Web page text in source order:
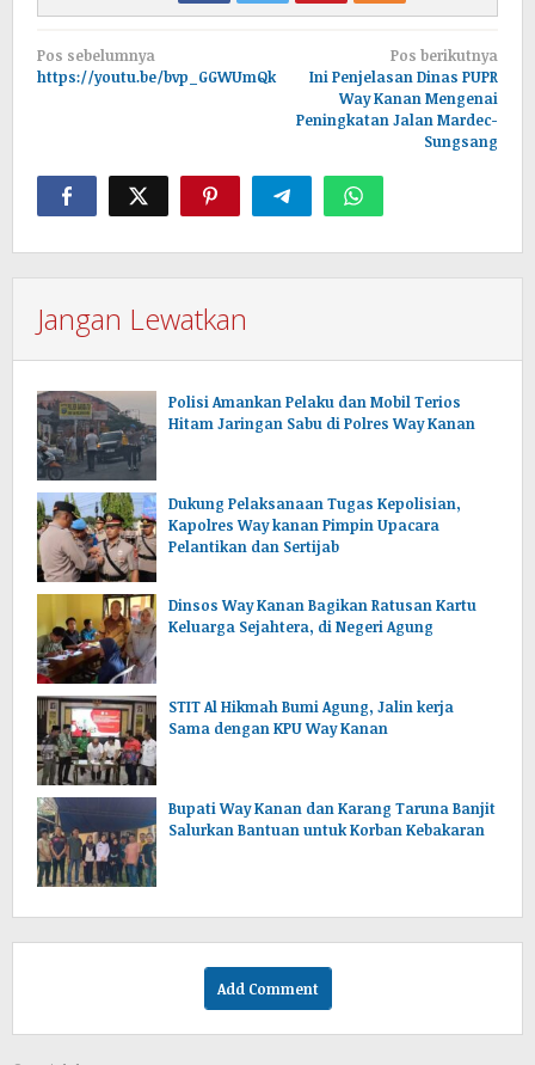
Navigasi
pos
Pos sebelumnya
https://youtu.be/bvp_GGWUmQk
Pos berikutnya
Ini Penjelasan Dinas PUPR
Way Kanan Mengenai
Peningkatan Jalan Mardec-
Sungsang
Jangan Lewatkan
Polisi Amankan Pelaku dan Mobil Terios
Hitam Jaringan Sabu di Polres Way Kanan
Dukung Pelaksanaan Tugas Kepolisian,
Kapolres Way kanan Pimpin Upacara
Pelantikan dan Sertijab
Dinsos Way Kanan Bagikan Ratusan Kartu
Keluarga Sejahtera, di Negeri Agung
STIT Al Hikmah Bumi Agung, Jalin kerja
Sama dengan KPU Way Kanan
Bupati Way Kanan dan Karang Taruna Banjit
Salurkan Bantuan untuk Korban Kebakaran
Add Comment